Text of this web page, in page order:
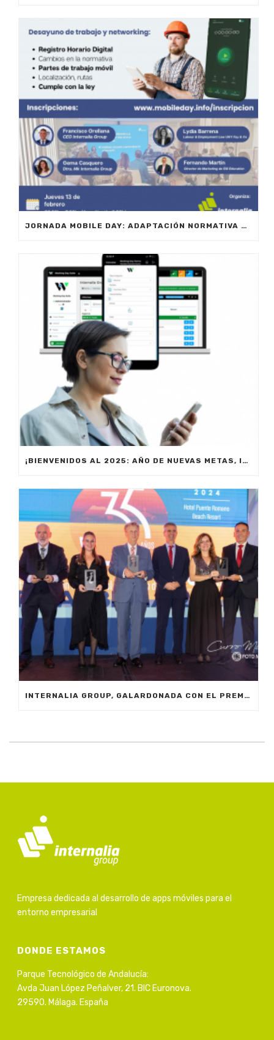
JORNADA MOBILE DAY: ADAPTACIÓN NORMATIVA 2025 – OPTIMIZA LA GESTIÓN DE EQUIPOS EN MOVILIDAD
¡BIENVENIDOS AL 2025: AÑO DE NUEVAS METAS, INNOVACIÓN Y PRODUCTIVIDAD!
INTERNALIA GROUP, GALARDONADA CON EL PREMIO A LA INNOVACIÓN EN LOS XXIV PREMIOS EMPRESARIALES CIT MARBELLA 2024
Empresa dedicada al desarrollo de apps móviles para el
entorno empresarial
DONDE ESTAMOS
Parque Tecnológico de Andalucía:
Avda Juan López Peñalver, 21. BIC Euronova.
29590. Málaga. España